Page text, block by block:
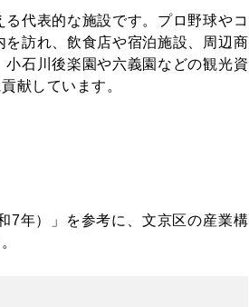
代表的な施設です。プロ野球やコ
訪れ、飲食店や宿泊施設、周辺商
石川後楽園や六義園などの観光資
献しています。
7年）」を参考に、文京区の産業構